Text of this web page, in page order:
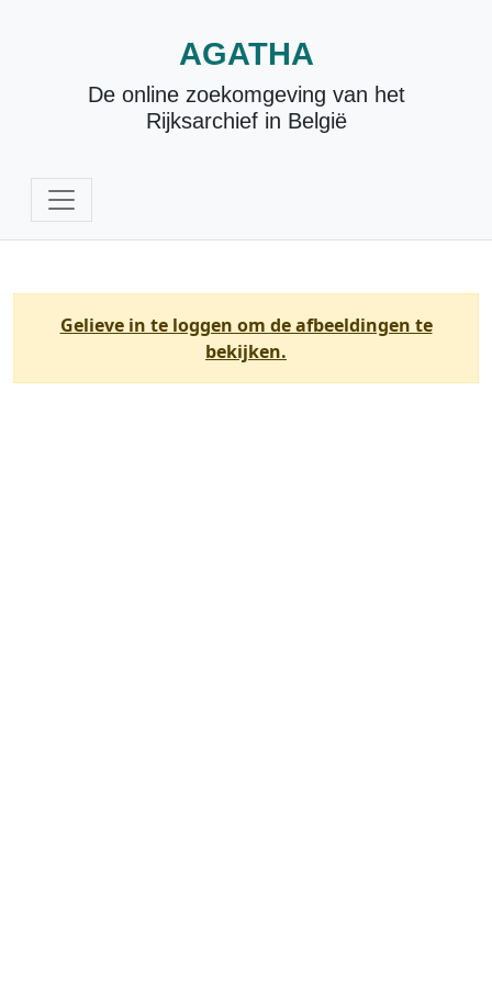
AGATHA
De online zoekomgeving van het
Rijksarchief in België
Gelieve in te loggen om de afbeeldingen te
bekijken.